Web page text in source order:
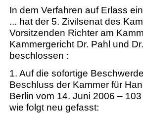
In dem Verfahren auf Erlass
... hat der 5. Zivilsenat des
Vorsitzenden Richter am
Kammergericht Dr. Pahl und
beschlossen :
1. Auf die sofortige
Beschluss der Kammer für
Berlin vom 14. Juni 2006 –
wie folgt neu gefasst: